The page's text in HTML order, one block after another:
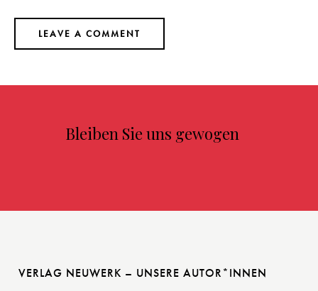
Bleiben Sie uns gewogen
VERLAG NEUWERK – UNSERE AUTOR*INNEN